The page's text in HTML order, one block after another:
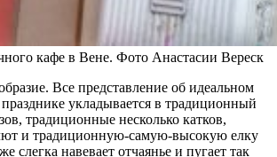
кафе в Вене. Фото Анастасии Вереск
Все представление об идеальном
укладывается в традиционный
традиционные несколько катков,
и традиционную-самую-высокую елку
слегка навевает отчаянье и пугает так